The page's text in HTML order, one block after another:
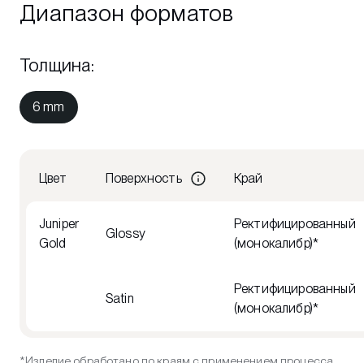
Диапазон форматов
Толщина:
6 mm
Цвет Поверхность Край
Juniper
Gold
Glossy
Ректифицированный
(монокалибр)*
Satin
Ректифицированный
(монокалибр)*